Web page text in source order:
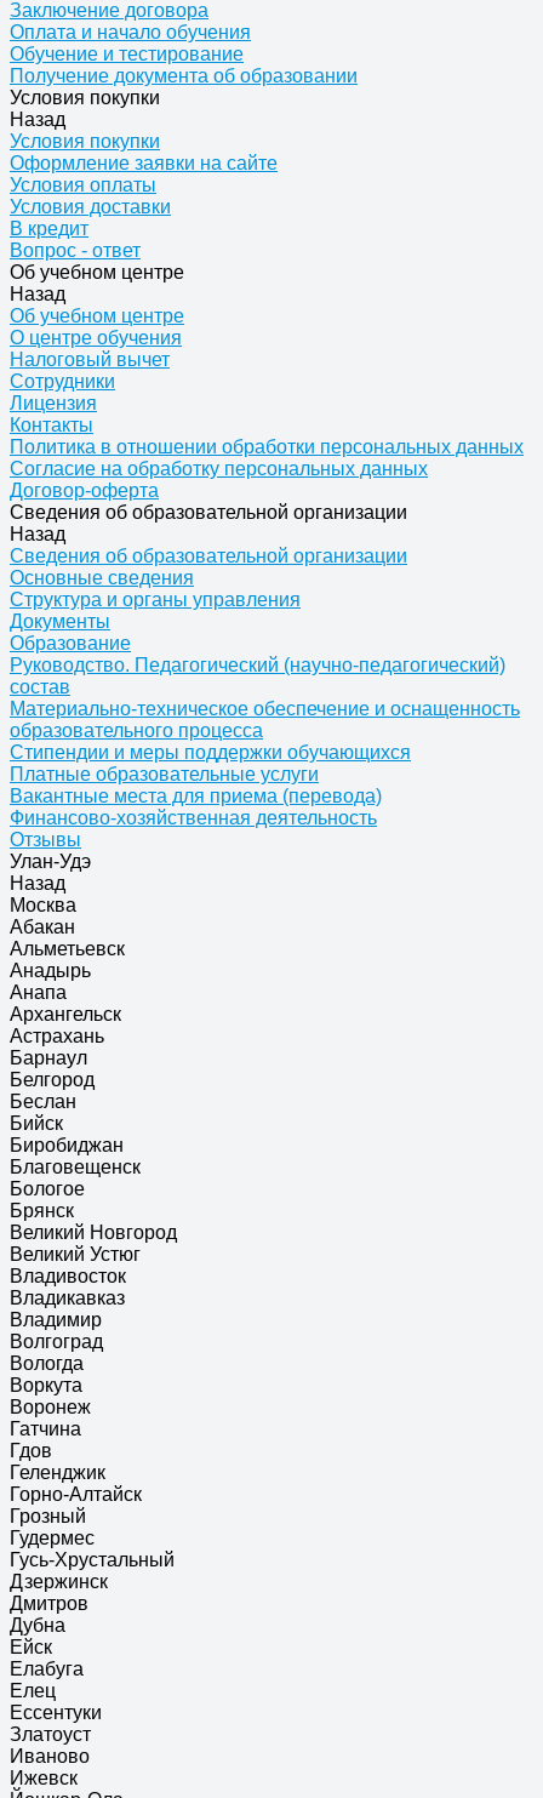
Заключение договора
Оплата и начало обучения
Обучение и тестирование
Получение документа об образовании
Условия покупки
Назад
Условия покупки
Оформление заявки на сайте
Условия оплаты
Условия доставки
В кредит
Вопрос - ответ
Об учебном центре
Назад
Об учебном центре
О центре обучения
Налоговый вычет
Сотрудники
Лицензия
Контакты
Политика в отношении обработки персональных данных
Согласие на обработку персональных данных
Договор-оферта
Сведения об образовательной организации
Назад
Сведения об образовательной организации
Основные сведения
Структура и органы управления
Документы
Образование
Руководство. Педагогический (научно-педагогический)
состав
Материально-техническое обеспечение и оснащенность
образовательного процесса
Стипендии и меры поддержки обучающихся
Платные образовательные услуги
Вакантные места для приема (перевода)
Финансово-хозяйственная деятельность
Отзывы
Улан-Удэ
Назад
Москва
Абакан
Альметьевск
Анадырь
Анапа
Архангельск
Астрахань
Барнаул
Белгород
Беслан
Бийск
Биробиджан
Благовещенск
Бологое
Брянск
Великий Новгород
Великий Устюг
Владивосток
Владикавказ
Владимир
Волгоград
Вологда
Воркута
Воронеж
Гатчина
Гдов
Геленджик
Горно-Алтайск
Грозный
Гудермес
Гусь-Хрустальный
Дзержинск
Дмитров
Дубна
Ейск
Елабуга
Елец
Ессентуки
Златоуст
Иваново
Ижевск